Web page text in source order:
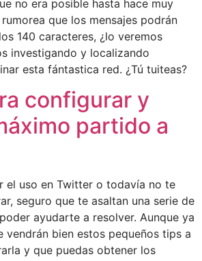
no era posible hasta hace muy
que los mensajes podrán
140 caracteres, ¿lo veremos
investigando y localizando
esta fántastica red. ¿Tú tuiteas?
configurar y
partido a
el uso en Twitter o todavía no te
seguro que te asaltan una serie de
ayudarte a resolver. Aunque ya
vendrán bien estos pequeños tips a
y que puedas obtener los